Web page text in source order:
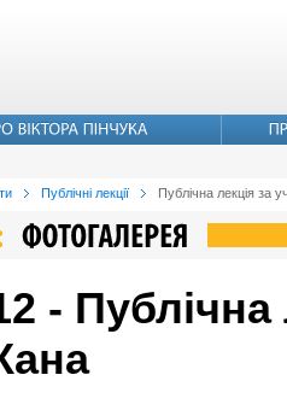
Публічні лекції Публічна лекція за
- Публічна